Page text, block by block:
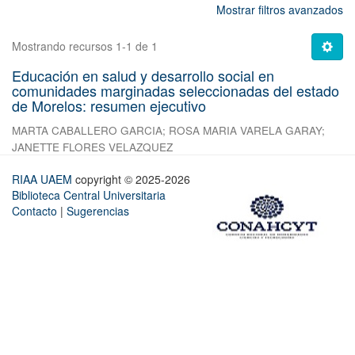
Mostrar filtros avanzados
Mostrando recursos 1-1 de 1
Educación en salud y desarrollo social en
comunidades marginadas seleccionadas del estado
de Morelos: resumen ejecutivo
MARTA CABALLERO GARCIA; ROSA MARIA VARELA GARAY;
JANETTE FLORES VELAZQUEZ
RIAA UAEM copyright © 2025-2026
Biblioteca Central Universitaria
Contacto | Sugerencias